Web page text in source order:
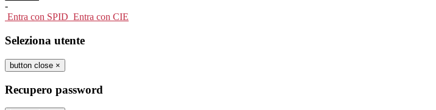
-
Entra con SPID Entra con CIE
Seleziona utente
button close ×
Recupero password